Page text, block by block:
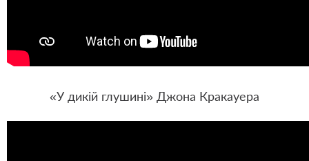
«У дикій глушині» Джона Кракауера